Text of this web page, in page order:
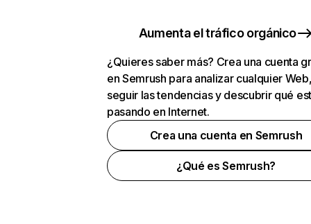
Aumenta el tráfico orgánico
¿Quieres saber más? Crea una cuenta
en Semrush para analizar cualquier
seguir las tendencias y descubrir qué
pasando en Internet.
Crea una cuenta en Semrush
¿Qué es Semrush?